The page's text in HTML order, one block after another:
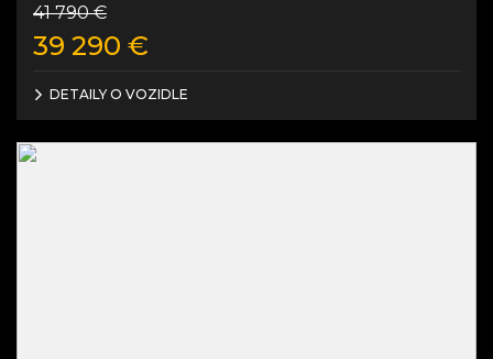
41 790€
39 290 €
DETAILY O VOZIDLE